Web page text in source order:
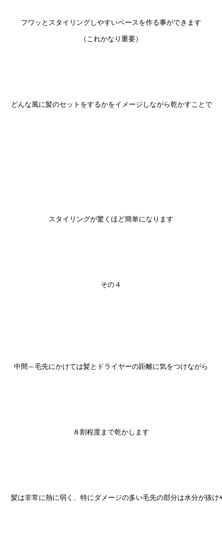
フワッとスタイリングしやすいベースを作る事ができます
（これかなり重要）
どんな風に髪のセットをするかをイメージしながら乾かすことで
スタイリングが驚くほど簡単になります
その４
中間～毛先にかけては髪とドライヤーの距離に気をつけながら
８割程度まで乾かします
髪は非常に熱に弱く、特にダメージの多い毛先の部分は水分が抜け